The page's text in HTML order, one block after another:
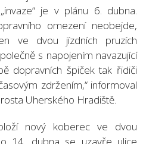
je v plánu 6. dubna.
omezení neobejde,
ve dvou jízdních pruzích
s napojením navazující
dopravních špiček tak řidiči
zdržením,“ informoval
Uherského Hradiště.
nový koberec ve dvou
14. dubna se uzavře ulice